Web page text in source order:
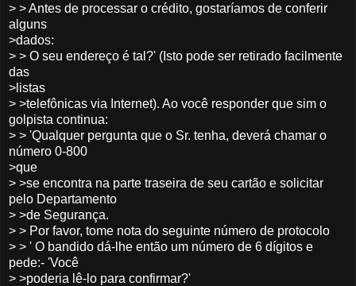
> > Antes de processar o crédito, gostaríamos de conferir
alguns
>dados:
> > O seu endereço é tal?' (Isto pode ser retirado facilmente
das
>listas
> >telefônicas via Internet). Ao você responder que sim o
golpista continua:
> > 'Qualquer pergunta que o Sr. tenha, deverá chamar o
número 0-800
>que
> >se encontra na parte traseira de seu cartão e solicitar
pelo Departamento
> >de Segurança.
> > Por favor, tome nota do seguinte número de protocolo
> > ' O bandido dá-lhe então um número de 6 dígitos e
pede:- 'Você
> >poderia lê-lo para confirmar?'